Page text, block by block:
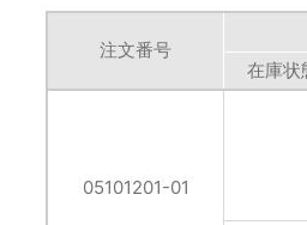
注文番号
在庫状
05101201-01